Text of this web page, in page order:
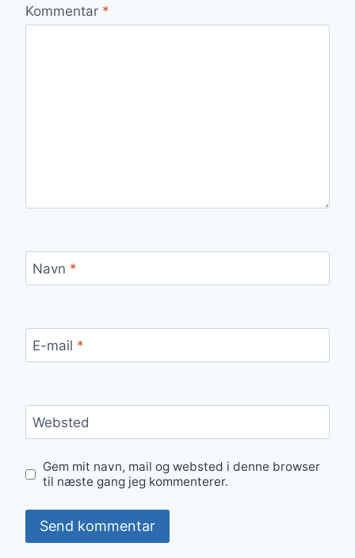
Kommentar *
Navn *
E-mail *
Websted
Gem mit navn, mail og websted i denne browser
til næste gang jeg kommenterer.